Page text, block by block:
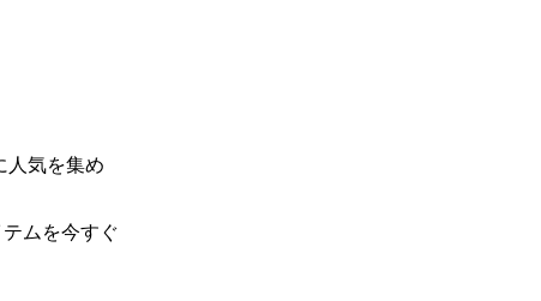
人気を集め
ムを今すぐ